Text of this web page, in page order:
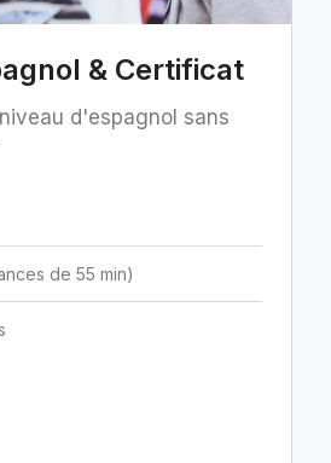
& Certificat
d'espagnol sans
de 55 min)